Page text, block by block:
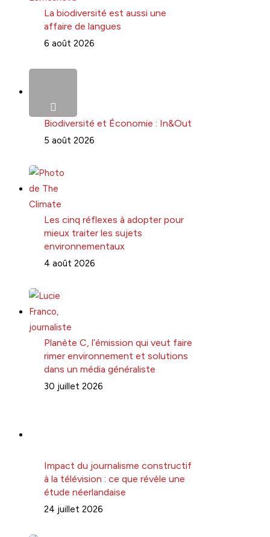
La biodiversité est aussi une
affaire de langues
6 août 2026
Biodiversité et Économie : In&Out
5 août 2026
Les cinq réflexes à adopter pour
mieux traiter les sujets
environnementaux
4 août 2026
Planète C, l’émission qui veut faire
rimer environnement et solutions
dans un média généraliste
30 juillet 2026
Impact du journalisme constructif
à la télévision : ce que révèle une
étude néerlandaise
24 juillet 2026